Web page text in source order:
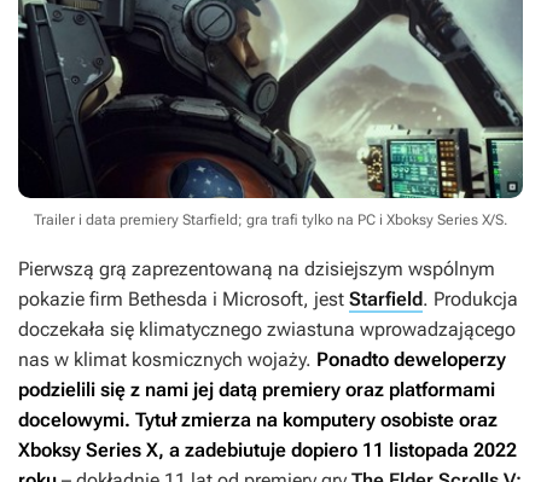
Trailer i data premiery Starfield; gra trafi tylko na PC i Xboksy Series X/S.
Pierwszą grą zaprezentowaną na dzisiejszym wspólnym
pokazie firm Bethesda i Microsoft, jest Starfield. Produkcja
doczekała się klimatycznego zwiastuna wprowadzającego
nas w klimat kosmicznych wojaży. Ponadto deweloperzy
podzielili się z nami jej datą premiery oraz platformami
docelowymi. Tytuł zmierza na komputery osobiste oraz
Xboksy Series X, a zadebiutuje dopiero 11 listopada 2022